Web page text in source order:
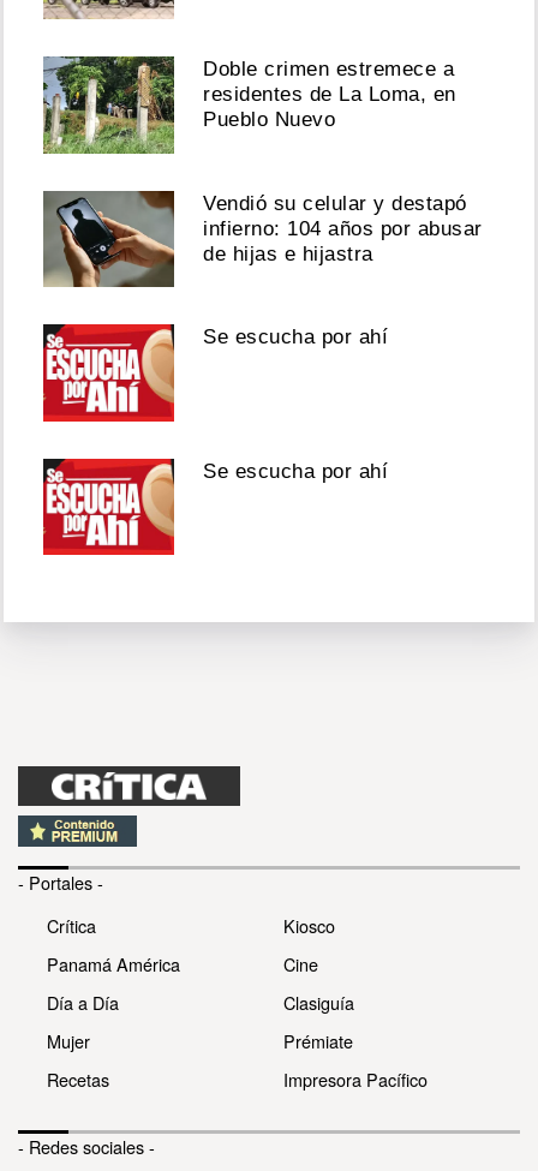
Doble crimen estremece a
residentes de La Loma, en
Pueblo Nuevo
Vendió su celular y destapó
infierno: 104 años por abusar
de hijas e hijastra
Se escucha por ahí
Se escucha por ahí
- Portales -
Crítica
Panamá América
Día a Día
Mujer
Recetas
Kiosco
Cine
Clasiguía
Prémiate
Impresora Pacífico
- Redes sociales -